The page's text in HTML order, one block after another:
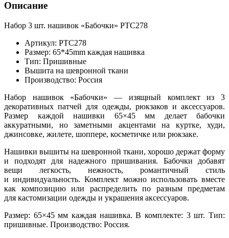
Описание
Набор 3 шт. нашивок «Бабочки» PTC278
Артикул: PTC278
Размер: 65*45mm каждая нашивка
Тип: Пришивные
Вышита на шевронной ткани
Производство: Россия
Набор нашивок
«Бабочки» — изящный комплект из 3
декоративных патчей для одежды, рюкзаков и аксессуаров.
Размер каждой нашивки 65×45 мм делает бабочки
аккуратными, но заметными акцентами на куртке, худи,
джинсовке, жилете, шоппере, косметичке или рюкзаке.
Нашивки вышиты на шевронной ткани, хорошо держат форму
и подходят для надежного пришивания. Бабочки добавят
вещи легкость, нежность, романтичный стиль
и индивидуальность. Комплект можно использовать вместе
как композицию или распределить по разным предметам
для кастомизации одежды и украшения аксессуаров.
Размер: 65×45 мм каждая нашивка. В комплекте: 3 шт. Тип:
пришивные. Производство: Россия.